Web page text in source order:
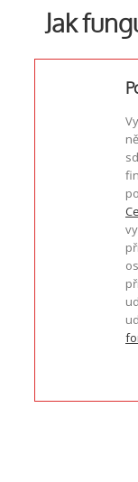
Jak